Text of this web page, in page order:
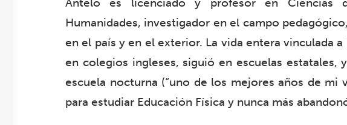
Humanidades, investigador en el campo
en el país y en el exterior. La vida entera vinculada
en colegios ingleses, siguió en escuelas estatales,
escuela nocturna (“uno de los mejores años de mi
para estudiar Educación Física y nunca más